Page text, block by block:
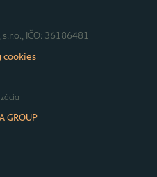
IČO: 36186481
cookies
GROUP